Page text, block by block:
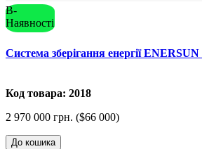
В-
Наявності
Система зберігання енергії
Код товара: 2018
2 970 000 грн. ($66 000)
До кошика